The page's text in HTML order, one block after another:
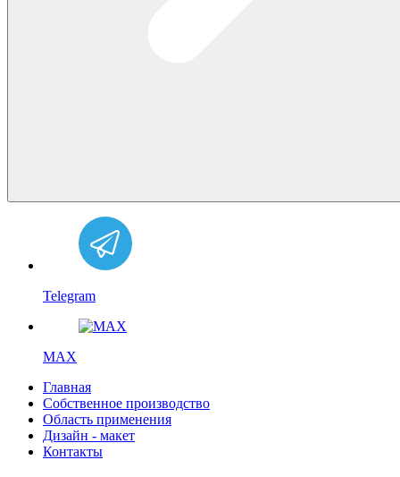
Telegram
MAX
Главная
Собственное производство
Область применения
Дизайн - макет
Контакты